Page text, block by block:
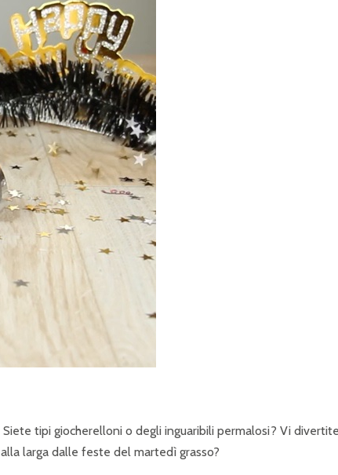
N
E
P
R
I
N
C
I
P
A
L
E
Siete tipi giocherelloni o degli inguaribili permalosi? Vi
larga dalle feste del martedì grasso?